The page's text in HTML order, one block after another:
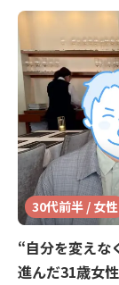
30代前半 / 女性
“自分を変えな
進んだ31歳女